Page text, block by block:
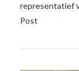
representatief
Post